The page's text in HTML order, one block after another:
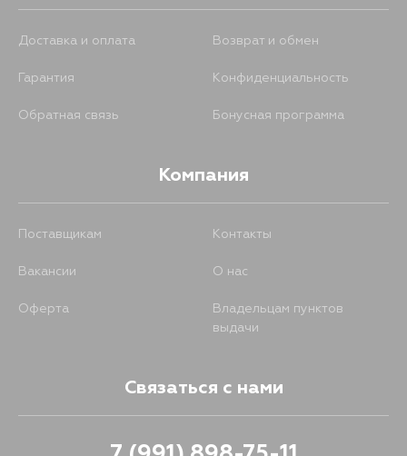
Доставка и оплата Возврат и обмен
Гарантия Конфиденциальность
Обратная связь Бонусная программа
Компания
Поставщикам Контакты
Вакансии О нас
Оферта
Владельцам пунктов
выдачи
Связаться с нами